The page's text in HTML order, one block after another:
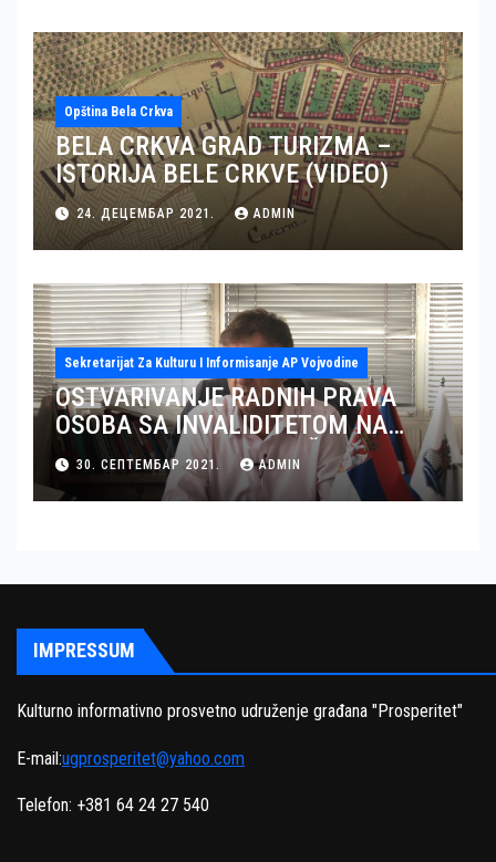
Opština Bela Crkva
BELA CRKVA GRAD TURIZMA –
ISTORIJA BELE CRKVE (VIDEO)
24. ДЕЦЕМБАР 2021. ADMIN
Sekretarijat Za Kulturu I Informisanje AP Vojvodine
OSTVARIVANJE RADNIH PRAVA
OSOBA SA INVALIDITETOM NA
TERITORIJI OKRUGA JUŽNI BANAT
– GRAD PANČEVO
30. СЕПТЕМБАР 2021. ADMIN
IMPRESSUM
Kulturno informativno prosvetno udruženje građana "Prosperitet"
E-mail:ugprosperitet@yahoo.com
Telefon: +381 64 24 27 540